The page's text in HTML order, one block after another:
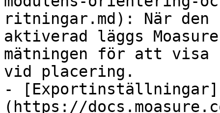
ritningar.md): När
aktiverad läggs
mätningen för att visa
vid placering.
- [Exportinställningar]
(https://